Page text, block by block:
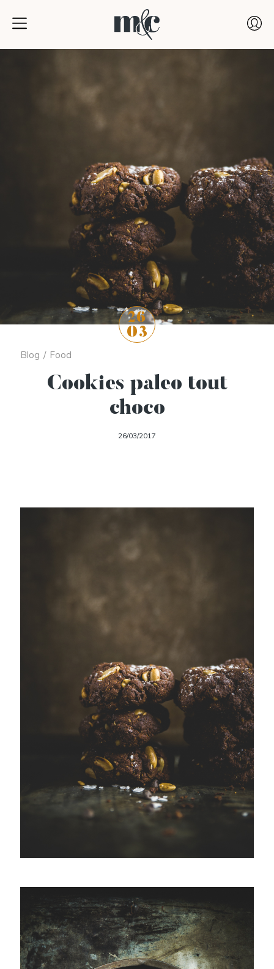
26
03
Blog / Food
Cookies paleo tout
choco
26/03/2017